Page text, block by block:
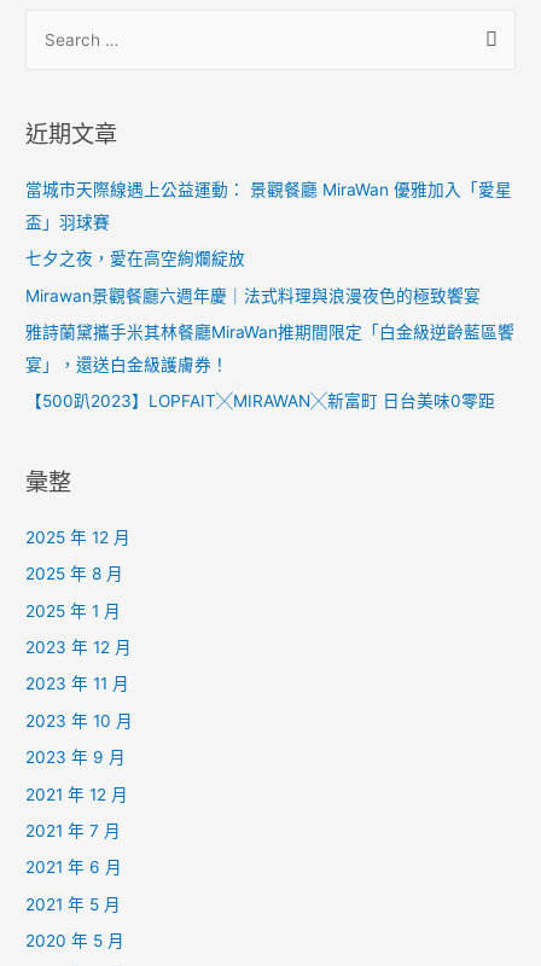
近期文章
當城市天際線遇上公益運動： 景觀餐廳 MiraWan 優雅加入「愛星
盃」羽球賽
七夕之夜，愛在高空絢爛綻放
Mirawan景觀餐廳六週年慶｜法式料理與浪漫夜色的極致饗宴
雅詩蘭黛攜手米其林餐廳MiraWan推期間限定「白金級逆齡藍區饗
宴」，還送白金級護膚券！
【500趴2023】LOPFAIT╳MIRAWAN╳新富町 日台美味0零距
彙整
2025 年 12 月
2025 年 8 月
2025 年 1 月
2023 年 12 月
2023 年 11 月
2023 年 10 月
2023 年 9 月
2021 年 12 月
2021 年 7 月
2021 年 6 月
2021 年 5 月
2020 年 5 月